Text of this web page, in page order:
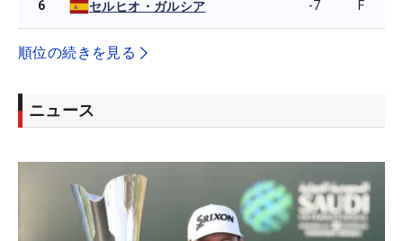
6 セルヒオ・ガルシア -7 F
順位の続きを見る
ニュース